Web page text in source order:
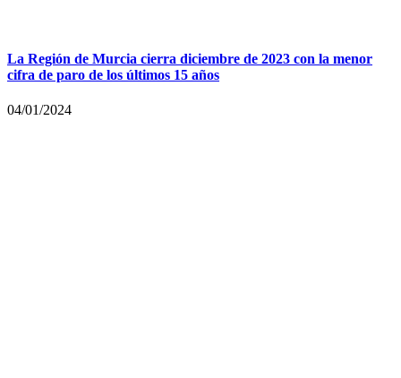
La Región de Murcia cierra diciembre de 2023 con la menor
cifra de paro de los últimos 15 años
04/01/2024